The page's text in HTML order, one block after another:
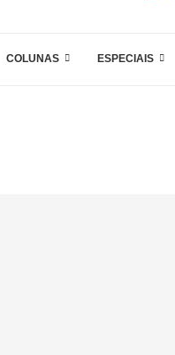
COLUNAS ESPECIAIS